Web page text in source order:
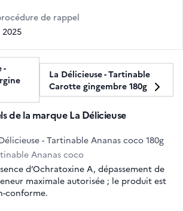
de rappel
-
La Délicieuse - Tartinable
Carotte gingembre 180g
de la marque La Délicieuse
- Tartinable Ananas coco 180g
Ananas coco
d’Ochratoxine A, dépassement de
maximale autorisée ; le produit est
conforme.